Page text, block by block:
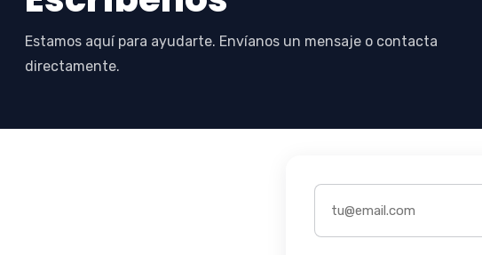
Estamos aquí para ayudarte. Envíanos un mensaje o contacta
directamente.